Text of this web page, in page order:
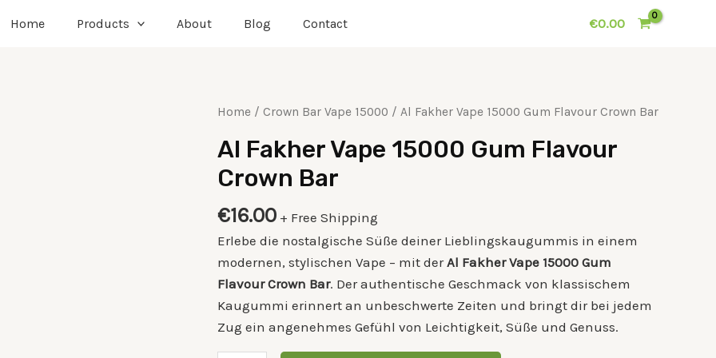
Home Products About Blog Contact €0.00
Home / Crown Bar Vape 15000 / Al Fakher Vape 15000 Gum Flavour Crown Bar
Al Fakher Vape 15000 Gum Flavour
Crown Bar
€16.00 + Free Shipping
Erlebe die nostalgische Süße deiner Lieblingskaugummis in einem
modernen, stylischen Vape – mit derAl Fakher Vape 15000 Gum
Flavour Crown Bar. Der authentische Geschmack von klassischem
Kaugummi erinnert an unbeschwerte Zeiten und bringt dir bei jedem
Zug ein angenehmes Gefühl von Leichtigkeit, Süße und Genuss.
Al
Vape
15000
Flavour
Crown
Bar
quantity